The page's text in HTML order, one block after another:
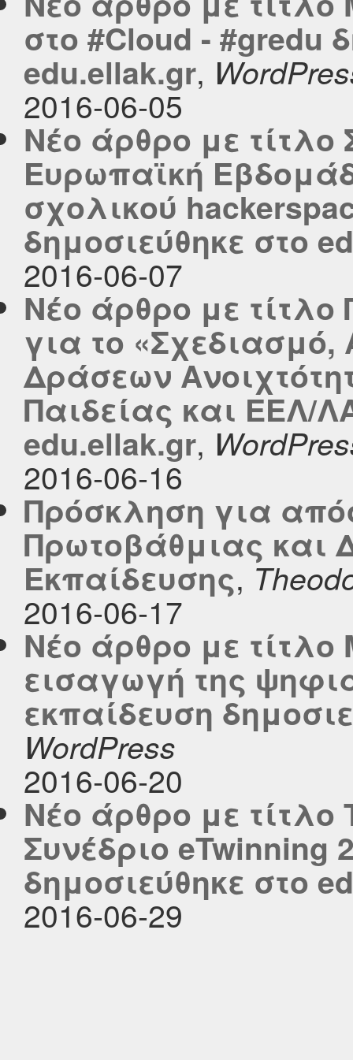
στο #Cloud - #gredu
edu.ellak.gr,
2016-06-05
Νέο άρθρο με τίτλο
Ευρωπαϊκή
σχολικού
δημοσιεύθηκε στο
2016-06-07
Νέο άρθρο με
για το
Δράσεων
Παιδείας και ΕΕΛ/
edu.ellak.gr,
2016-06-16
Πρόσκληση για
Πρωτοβάθμιας και
Εκπαίδευσης,
2016-06-17
Νέο άρθρο με
εισαγωγή της
εκπαίδευση
WordPress
2016-06-20
Νέο άρθρο με τίτλο
Συνέδριο
δημοσιεύθηκε στο
2016-06-29